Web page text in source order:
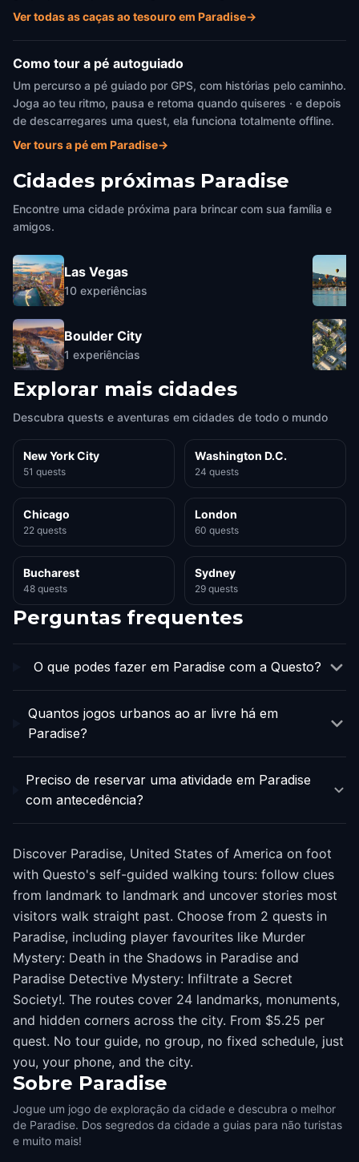
Ver todas as caças ao tesouro em Paradise→
Como tour a pé autoguiado
Um percurso a pé guiado por GPS, com histórias pelo caminho.
Joga ao teu ritmo, pausa e retoma quando quiseres · e depois
de descarregares uma quest, ela funciona totalmente offline.
Ver tours a pé em Paradise→
Cidades próximas Paradise
Encontre uma cidade próxima para brincar com sua família e
amigos.
Las Vegas
10 experiências
Boulder City
1 experiências
Explorar mais cidades
Descubra quests e aventuras em cidades de todo o mundo
New York City
51 quests
Washington D.C.
24 quests
Chicago
22 quests
London
60 quests
Bucharest
48 quests
Sydney
29 quests
Perguntas frequentes
O que podes fazer em Paradise com a Questo?
Quantos jogos urbanos ao ar livre há em
Paradise?
Preciso de reservar uma atividade em Paradise
com antecedência?
Discover Paradise, United States of America on foot
with Questo's self-guided walking tours: follow clues
from landmark to landmark and uncover stories most
visitors walk straight past. Choose from 2 quests in
Paradise, including player favourites like Murder
Mystery: Death in the Shadows in Paradise and
Paradise Detective Mystery: Infiltrate a Secret
Society!. The routes cover 24 landmarks, monuments,
and hidden corners across the city. From $5.25 per
quest. No tour guide, no group, no fixed schedule, just
you, your phone, and the city.
Sobre Paradise
Jogue um jogo de exploração da cidade e descubra o melhor
de Paradise. Dos segredos da cidade a guias para não turistas
e muito mais!